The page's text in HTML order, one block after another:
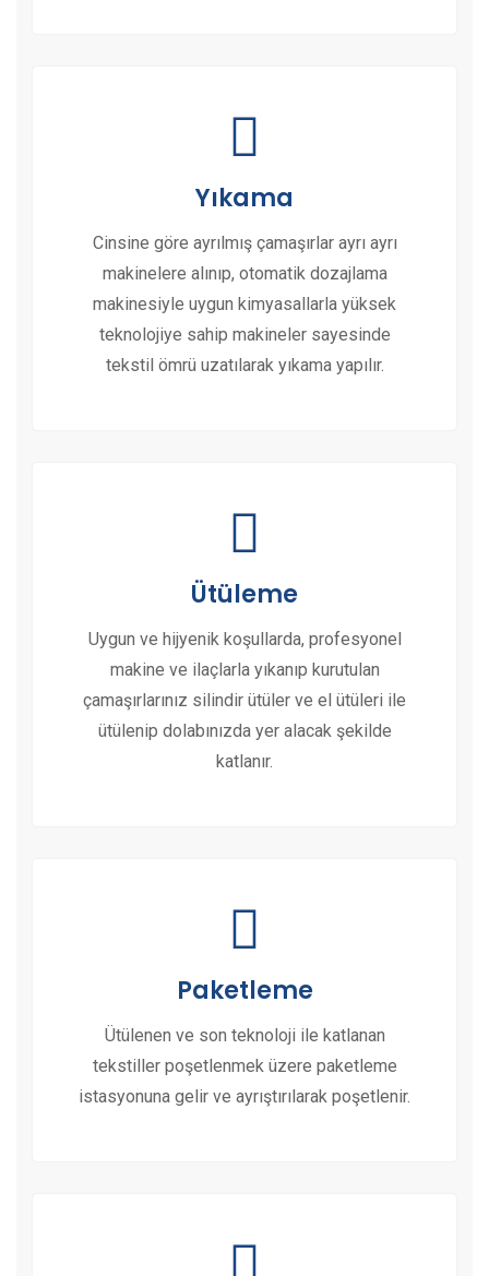
Yıkama
Cinsine göre ayrılmış çamaşırlar ayrı ayrı
makinelere alınıp, otomatik dozajlama
makinesiyle uygun kimyasallarla yüksek
teknolojiye sahip makineler sayesinde
tekstil ömrü uzatılarak yıkama yapılır.
Ütüleme
Uygun ve hijyenik koşullarda, profesyonel
makine ve ilaçlarla yıkanıp kurutulan
çamaşırlarınız silindir ütüler ve el ütüleri ile
ütülenip dolabınızda yer alacak şekilde
katlanır.
Paketleme
Ütülenen ve son teknoloji ile katlanan
tekstiller poşetlenmek üzere paketleme
istasyonuna gelir ve ayrıştırılarak poşetlenir.